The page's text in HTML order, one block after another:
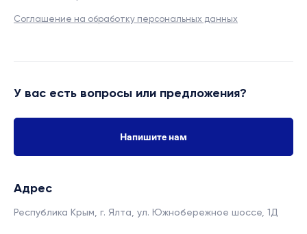
Соглашение на обработку персональных данных
У вас есть вопросы или предложения?
Напишите нам
Адрес
Республика Крым, г. Ялта, ул. Южнобережное шоссе, 1Д